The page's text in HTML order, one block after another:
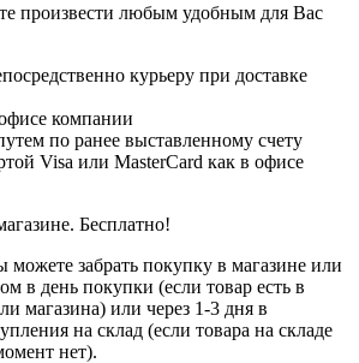
произвести любым удобным для Вас
курьеру при доставке
компании
по ранее выставленному счету
Visa или MasterCard как в офисе
Бесплатно!
можете забрать покупку в магазине или
в день покупки (если товар есть в
магазина) или через 1-3 дня в
на склад (если товара на складе
нет).